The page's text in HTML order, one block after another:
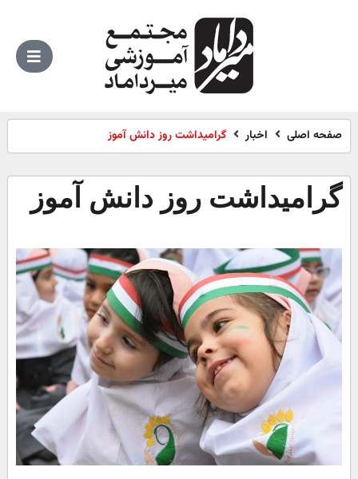
صفحه اصلی اخبار گرامیداشت روز دانش آموز
گرامیداشت روز دانش آموز